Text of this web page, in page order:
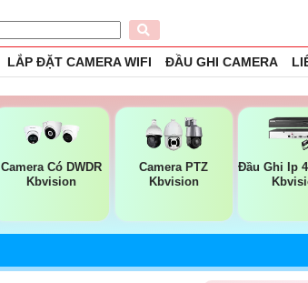
LẮP ĐẶT CAMERA WIFI ĐẦU GHI CAMERA
Camera Có DWDR
Kbvision
Camera PTZ
Kbvision
Đầu Ghi Ip